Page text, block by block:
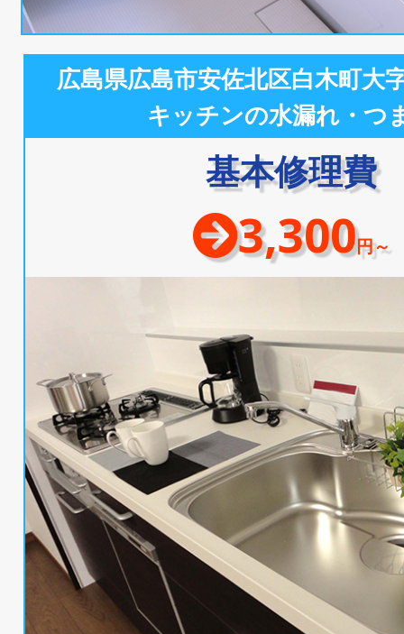
広島県広島市安佐北区白木町大
キッチンの水漏れ・つ
基本修理費
3,300円～